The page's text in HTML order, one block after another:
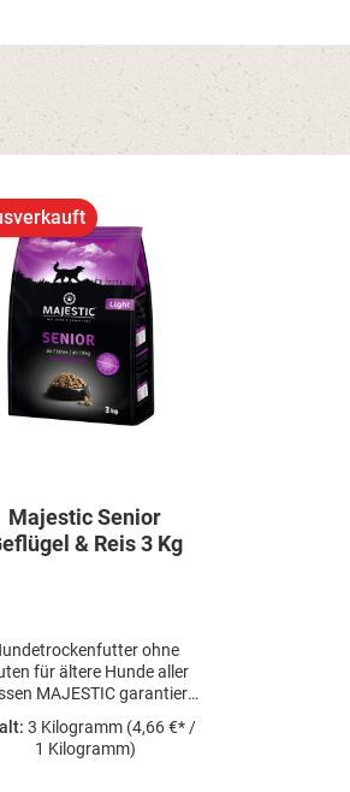
Majestic Senior
& Reis 3 Kg
ohne
für ältere Hunde aller
MAJESTIC garantiert
versorgt auch Ihren
Hund sicher mit allen
3 Kilogramm (4,66 €* /
1 Kilogramm)